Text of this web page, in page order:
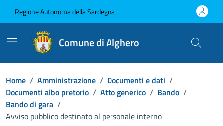
Regione Autonoma della Sardegna
Comune di Alghero
Home / Amministrazione / Documenti e dati /
Documenti albo pretorio / Atto generico / Bando /
Bando di gara /
Avviso pubblico destinato al personale interno